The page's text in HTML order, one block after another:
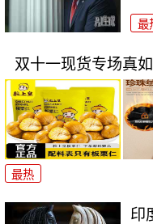
最
双十一现货专场真
最热
印